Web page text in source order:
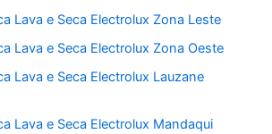
Lava e Seca Electrolux Zona Leste
Lava e Seca Electrolux Zona Oeste
Lava e Seca Electrolux Lauzane
Lava e Seca Electrolux Mandaqui